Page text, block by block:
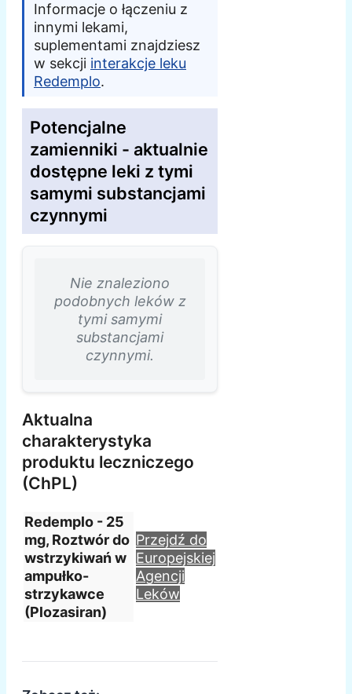
Informacje o łączeniu z
innymi lekami,
suplementami znajdziesz
w sekcji interakcje leku
Redemplo.
Potencjalne
zamienniki - aktualnie
dostępne leki z tymi
samymi substancjami
czynnymi
Nie znaleziono
podobnych leków z
tymi samymi
substancjami
czynnymi.
Aktualna
charakterystyka
produktu leczniczego
(ChPL)
Redemplo - 25
mg, Roztwór do
wstrzykiwań w
ampułko-
strzykawce
(Plozasiran)
Przejdź do
Europejskiej
Agencji
Leków